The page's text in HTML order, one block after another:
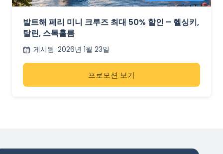
발트해 페리 미니 크루즈 최대 50% 할인 – 헬싱키,
탈린, 스톡홀름
게시됨: 2026년 1월 23일
프로모션 보기